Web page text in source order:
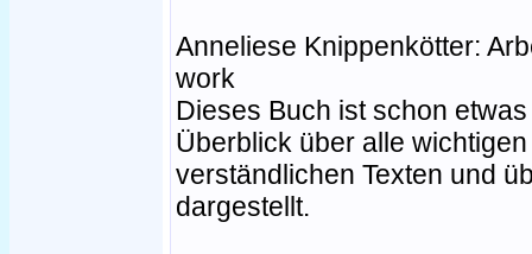
Anneliese Knippenkötter:
work
Dieses Buch ist schon
Überblick über alle
verständlichen Texten und
dargestellt.